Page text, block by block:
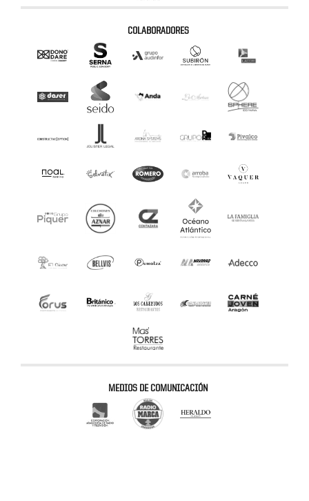
COLABORADORES
MEDIOS DE COMUNICACIÓN